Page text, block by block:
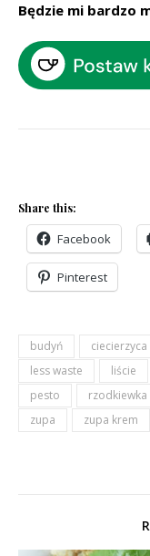
Będzie mi bardzo
Share this:
Facebook
Pinterest
budyń ciecierzyca
less waste
liście
pesto
rzodkiewka
zupa
zupa krem